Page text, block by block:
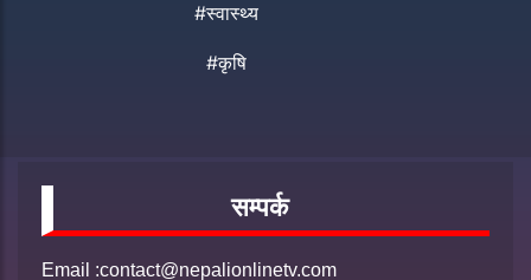
#स्वास्थ्य
#कृषि
सम्पर्क
Email :contact@nepalionlinetv.com